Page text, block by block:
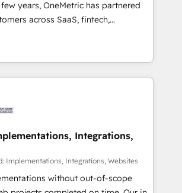
• 150+ successful HubSpot
in 30+ industries • Proprietary
• Multilingual team:
& Italian 👉 Grow
and HubSpot.
years, OneMetric has partnered
across SaaS, fintech,
estate, and other industries. With
certified experts, we deliver scalable
GTM and RevOps challenges.
🔹 Migrations:
to HubSpot without data loss or
data to drive revenue efficiency. 🔹
HubSpot with your tech stack
Build
Integrations,
Implementations, Integrations, Websites
without out-of-scope